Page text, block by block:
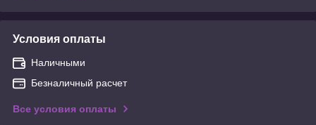
Условия оплаты
Наличными
Безналичный расчет
Все условия оплаты